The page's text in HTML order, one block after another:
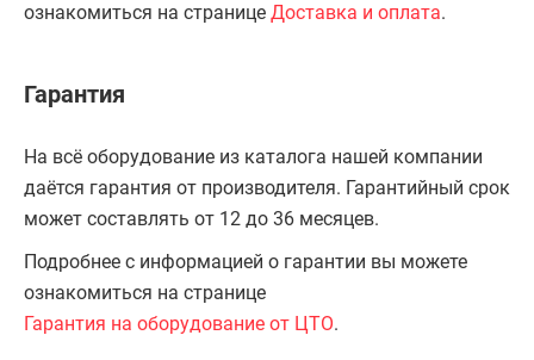
ознакомиться на странице Доставка и оплата.
Гарантия
На всё оборудование из каталога нашей компании
даётся гарантия от производителя. Гарантийный срок
может составлять от 12 до 36 месяцев.
Подробнее с информацией о гарантии вы можете
ознакомиться на странице
Гарантия на оборудование от ЦТО.